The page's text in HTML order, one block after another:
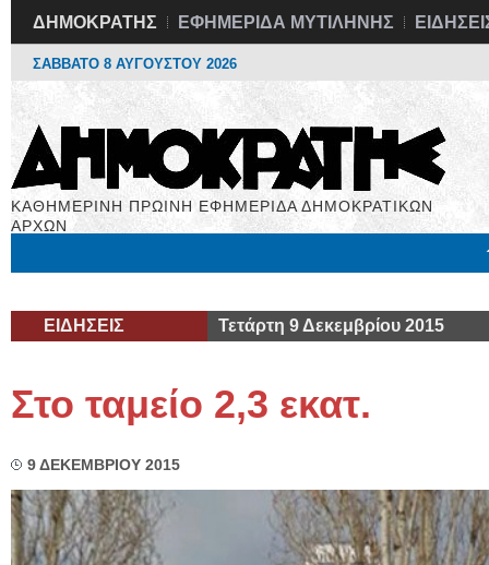
ΔΗΜΟΚΡΑΤΗΣ ΕΦΗΜΕΡΙΔΑ ΜΥΤΙΛΗΝΗΣ
ΣΑΒΒΑΤΟ 8 ΑΥΓΟΥΣΤΟΥ 2026
ΚΑΘΗΜΕΡΙΝΗ ΠΡΩΙΝΗ ΕΦΗΜΕΡΙΔΑ ΔΗΜΟΚΡΑΤΙΚΩΝ
ΑΡΧΩΝ
ΕΙΔΗΣΕΙΣ Τετάρτη 9 Δεκεμβρίου 2015
Στο ταμείο 2,3 εκατ.
9 ΔΕΚΕΜΒΡΙΟΥ 2015